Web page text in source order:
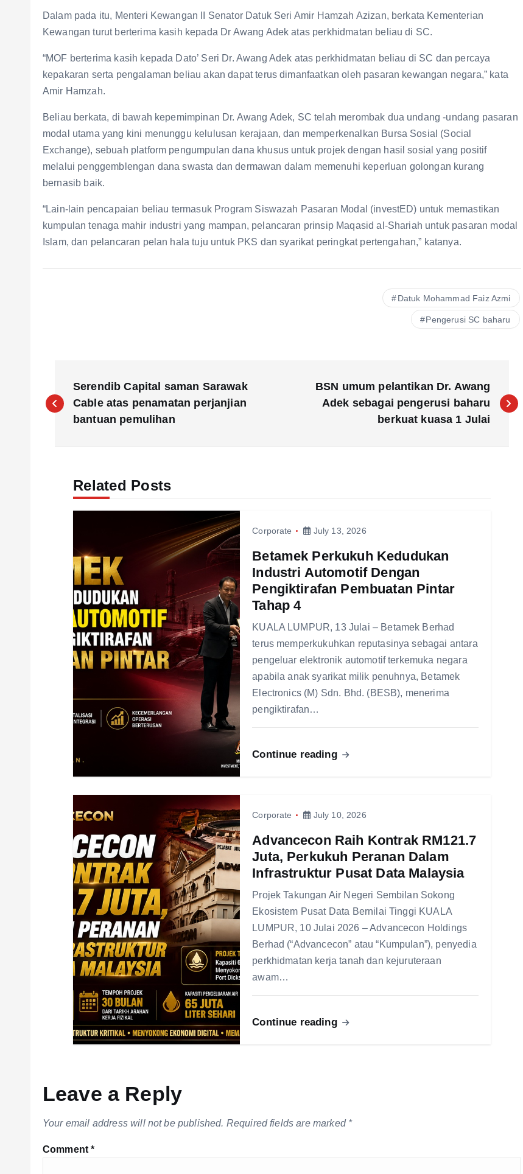
Dalam pada itu, Menteri Kewangan II Senator Datuk Seri Amir Hamzah Azizan, berkata Kementerian
Kewangan turut berterima kasih kepada Dr Awang Adek atas perkhidmatan beliau di SC.
“MOF berterima kasih kepada Dato’ Seri Dr. Awang Adek atas perkhidmatan beliau di SC dan percaya
kepakaran serta pengalaman beliau akan dapat terus dimanfaatkan oleh pasaran kewangan negara,” kata
Amir Hamzah.
Beliau berkata, di bawah kepemimpinan Dr. Awang Adek, SC telah merombak dua undang -undang pasaran
modal utama yang kini menunggu kelulusan kerajaan, dan memperkenalkan Bursa Sosial (Social
Exchange), sebuah platform pengumpulan dana khusus untuk projek dengan hasil sosial yang positif
melalui penggemblengan dana swasta dan dermawan dalam memenuhi keperluan golongan kurang
bernasib baik.
“Lain-lain pencapaian beliau termasuk Program Siswazah Pasaran Modal (investED) untuk memastikan
kumpulan tenaga mahir industri yang mampan, pelancaran prinsip Maqasid al-Shariah untuk pasaran modal
Islam, dan pelancaran pelan hala tuju untuk PKS dan syarikat peringkat pertengahan,” katanya.
Datuk Mohammad Faiz Azmi
Pengerusi SC baharu
o
Serendib Capital saman Sarawak
Cable atas penamatan perjanjian
bantuan pemulihan
BSN umum pelantikan Dr. Awang
Adek sebagai pengerusi baharu
berkuat kuasa 1 Julai
Related Posts
Corporate July 13, 2026
Betamek Perkukuh Kedudukan
Industri Automotif Dengan
Pengiktirafan Pembuatan Pintar
Tahap 4
KUALA LUMPUR, 13 Julai – Betamek Berhad
terus memperkukuhkan reputasinya sebagai antara
pengeluar elektronik automotif terkemuka negara
apabila anak syarikat milik penuhnya, Betamek
Electronics (M) Sdn. Bhd. (BESB), menerima
pengiktirafan…
Continue reading
Corporate July 10, 2026
Advancecon Raih Kontrak RM121.7
Juta, Perkukuh Peranan Dalam
Infrastruktur Pusat Data Malaysia
Projek Takungan Air Negeri Sembilan Sokong
Ekosistem Pusat Data Bernilai Tinggi KUALA
LUMPUR, 10 Julai 2026 – Advancecon Holdings
Berhad (“Advancecon” atau “Kumpulan”), penyedia
perkhidmatan kerja tanah dan kejuruteraan
awam…
Continue reading
Leave a Reply
Your email address will not be published. Required fields are marked *
Comment*